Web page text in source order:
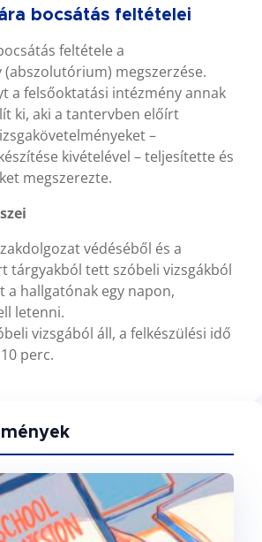
bocsátás feltételei
feltétele a
megszerzése.
a felsőoktatási intézmény annak
ki, aki a tantervben előírt
–
kivételével – teljesítette és
megszerezte.
védéséből és a
tárgyakból tett szóbeli vizsgákból
a hallgatónak egy napon,
letenni.
vizsgából áll, a felkészülési idő
perc.